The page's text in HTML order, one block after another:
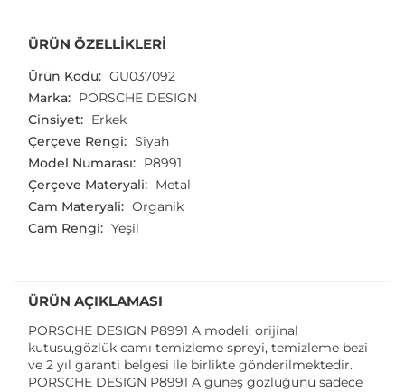
ÜRÜN AÇIKLAMASI
PORSCHE DESIGN P8991 A modeli; orijinal
kutusu,gözlük camı temizleme spreyi, temizleme bezi
ve 2 yıl garanti belgesi ile birlikte gönderilmektedir.
PORSCHE DESIGN P8991 A güneş gözlüğünü sadece
ÜRÜN ÖZELLIKLERI
Ürün Kodu: GU037092
Marka: PORSCHE DESIGN
Cinsiyet: Erkek
Çerçeve Rengi: Siyah
Model Numarası: P8991
Çerçeve Materyali: Metal
Cam Materyali: Organik
Cam Rengi: Yeşil